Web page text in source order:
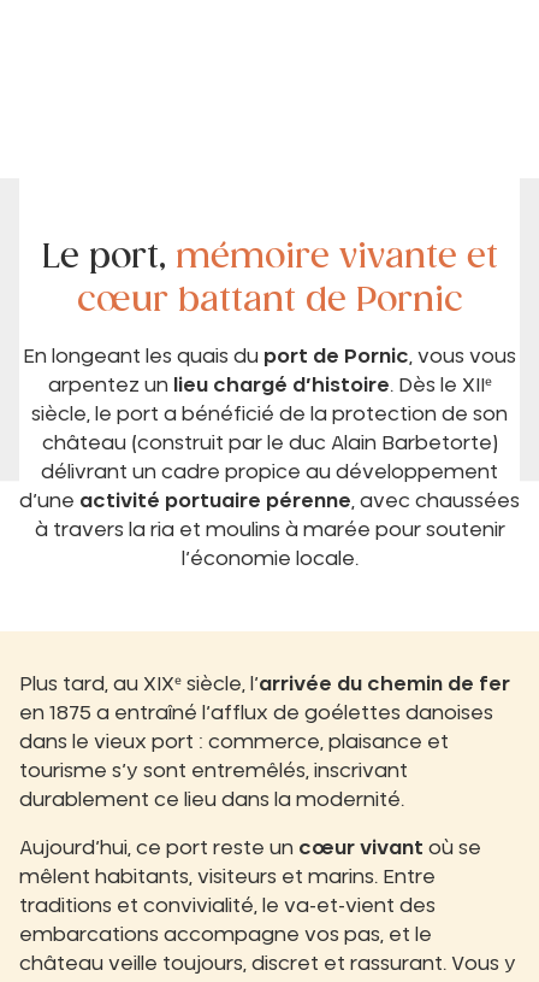
Le port, mémoire vivante et
cœur battant de Pornic
En longeant les quais du port de Pornic, vous vous
arpentez un
lieu chargé d’histoire. Dès le XIIᵉ
siècle, le port a bénéficié de la protection de son
château (construit par le duc Alain Barbetorte)
délivrant un cadre propice au développement
d’une activité portuaire pérenne, avec chaussées
à travers la ria et moulins à marée pour soutenir
l’économie locale.
Plus tard, au XIXᵉ siècle, l’arrivée du chemin de fer
en 1875 a entraîné l’afflux de goélettes danoises
dans le vieux port : commerce, plaisance et
tourisme s’y sont entremêlés, inscrivant
durablement ce lieu dans la modernité.
Aujourd’hui, ce port reste un cœur vivant où se
mêlent habitants, visiteurs et marins. Entre
traditions et convivialité, le va-et-vient des
embarcations accompagne vos pas, et le
château veille toujours, discret et rassurant. Vous y